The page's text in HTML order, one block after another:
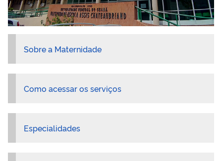
Sobre a Maternidade
Como acessar os serviços
Especialidades